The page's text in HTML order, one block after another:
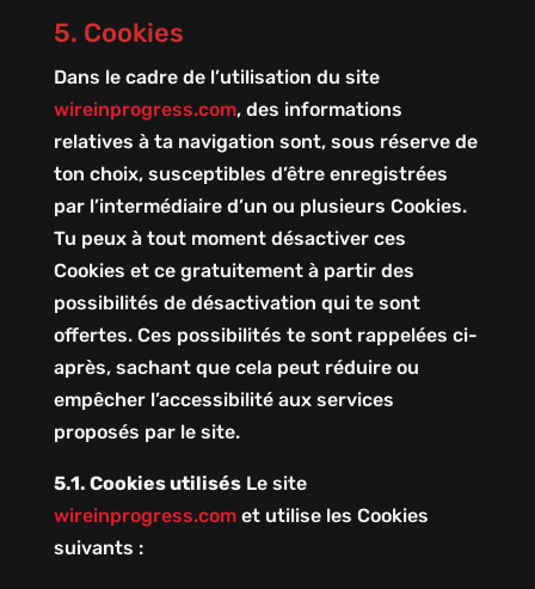
5. Cookies
Dans le cadre de l’utilisation du site
wireinprogress.com, des informations
relatives à ta navigation sont, sous réserve de
ton choix, susceptibles d’être enregistrées
par l’intermédiaire d’un ou plusieurs Cookies.
Tu peux à tout moment désactiver ces
Cookies et ce gratuitement à partir des
possibilités de désactivation qui te sont
offertes. Ces possibilités te sont rappelées ci-
après, sachant que cela peut réduire ou
empêcher l’accessibilité aux services
proposés par le site.
5.1. Cookies utilisésLe site
wireinprogress.comet utilise les Cookies
suivants :